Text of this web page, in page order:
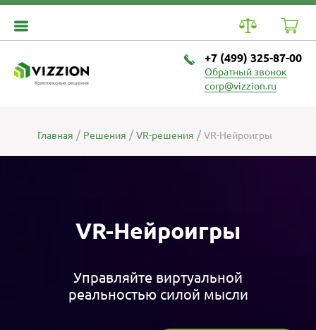
Комплексные решения
+7 (499) 325-87-00
Обратный звонок
corp@vizzion.ru
Главная Решения VR-решения VR-Нейроигры
VR-Нейроигры
Управляйте виртуальной
реальностью силой мысли